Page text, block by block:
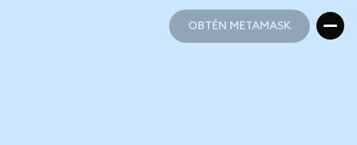
OBTÉN METAMASK